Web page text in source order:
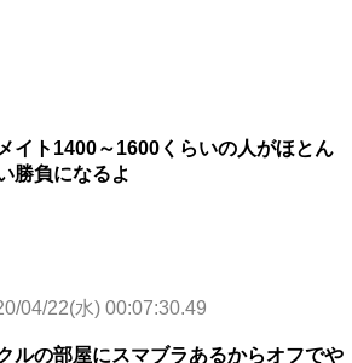
イト1400～1600くらいの人がほとん
勝負になるよ
04/22(水) 00:07:30.49
ルの部屋にスマブラあるからオフでや